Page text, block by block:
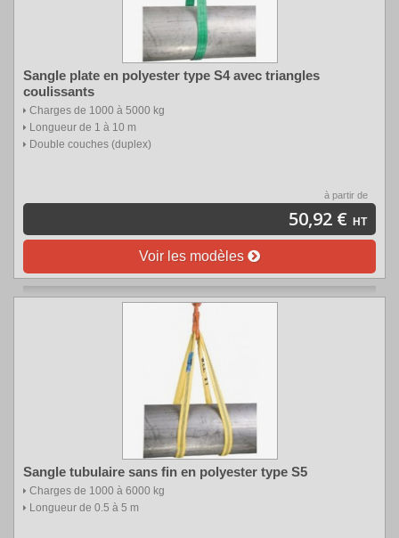
Sangle plate en polyester type S4 avec triangles
coulissants
Charges de 1000 à 5000 kg
Longueur de 1 à 10 m
Double couches (duplex)
à partir de
50,92 € HT
Voir les modèles
Sangle tubulaire sans fin en polyester type S5
Charges de 1000 à 6000 kg
Longueur de 0.5 à 5 m